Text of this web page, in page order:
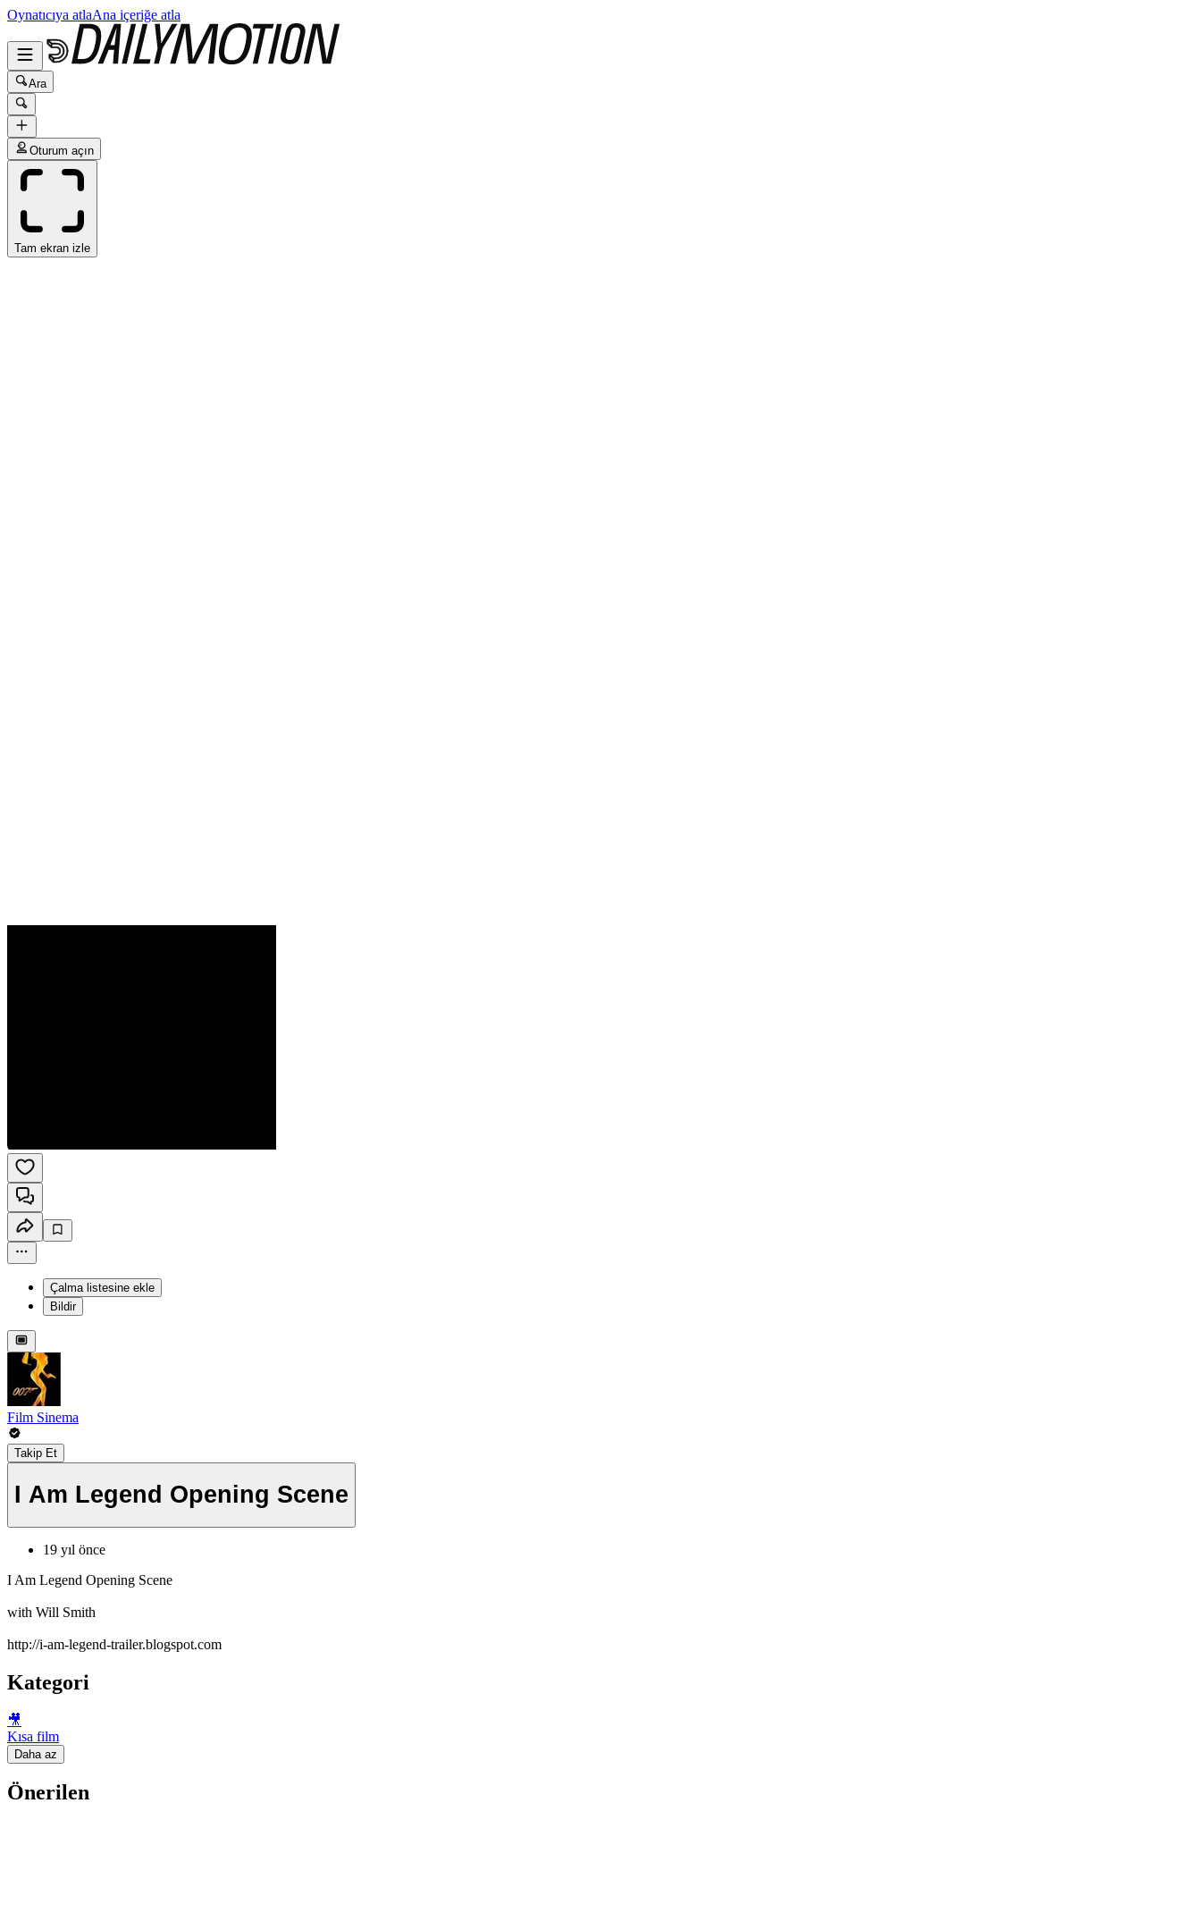
Oynatıcıya atlaAna içeriğe atla
Ara
Oturum açın
Tam ekran izle
Çalma listesine ekle
Bildir
Film Sinema
Takip Et
I Am Legend Opening Scene
19 yıl önce
I Am Legend Opening Scene
with Will Smith
http://i-am-legend-trailer.blogspot.com
Kategori
🎥
Kısa film
Daha az
Önerilen